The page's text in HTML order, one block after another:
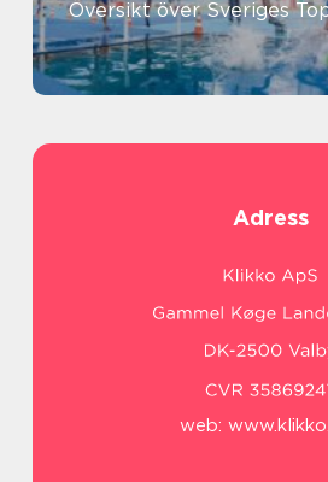
Översikt över Sveriges
Adress
web: